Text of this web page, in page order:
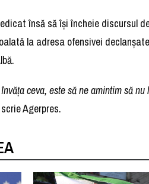
însă să îşi încheie discursul
la adresa ofensivei
ceva, este să ne amintim să
Agerpres.